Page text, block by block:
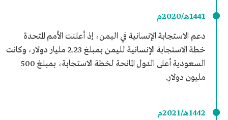
1441هـ/2020م
دعم الاستجابة الإنسانية في اليمن، إذ أعلنت الأمم المتحدة
خطة الاستجابة الإنسانية لليمن بمبلغ 2.23 مليار دولار، وكانت
السعودية أعلى الدول المانحة لخطة الاستجابة، بمبلغ 500
مليون دولار.
1442هـ/2021م